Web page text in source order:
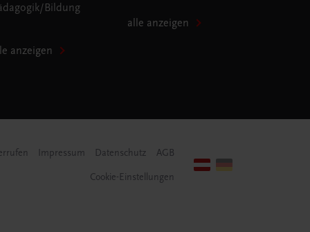
Bildung
anzeigen
alle anzeigen
Impressum Datenschutz AGB
Cookie-Einstellungen